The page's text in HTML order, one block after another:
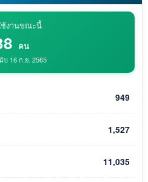
ช้งานขณะนี้
คน
บ 16 ก.ย. 2565
949
1,527
11,035